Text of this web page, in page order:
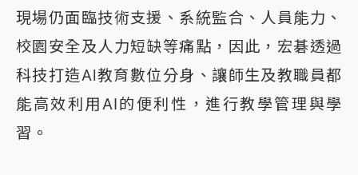
現場仍面臨技術支援、系統監合、人員能力、
校園安全及人力短缺等痛點，因此，宏碁透過
科技打造Al教育數位分身、讓師生及教職員都
能高效利用AI的便利性，進行教學管理與學
習。